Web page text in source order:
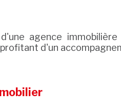
agence
d'un